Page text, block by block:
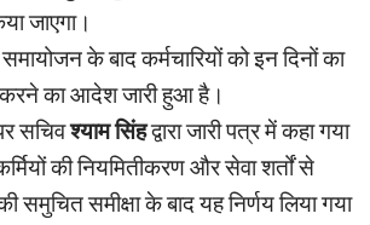
जाएगा।
समायोजन के बाद कर्मचारियों को इन दिनों का
का आदेश जारी हुआ है।
सचिवश्याम सिंहद्वारा जारी पत्र में कहा गया
की नियमितीकरण और सेवा शर्तों से
समुचित समीक्षा के बाद यह निर्णय लिया गया